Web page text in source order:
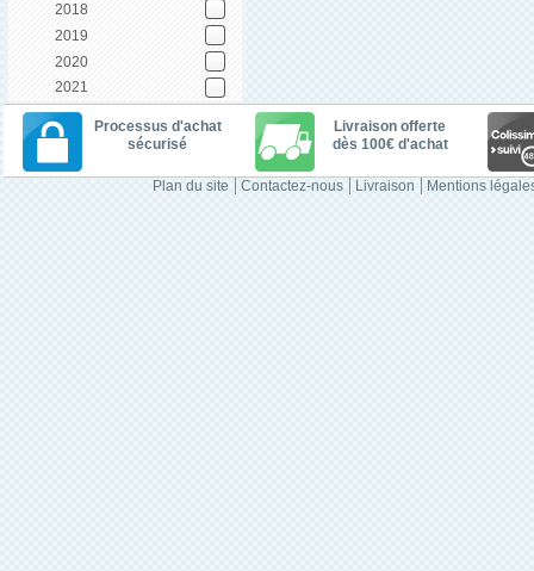
2018
2019
2020
2021
Processus d'achat
sécurisé
Livraison offerte
dès 100€ d'achat
Plan du site Contactez-nous Livraison Mentions